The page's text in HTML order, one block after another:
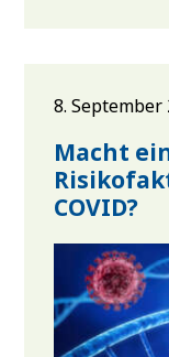
8. September
Macht
COVID?